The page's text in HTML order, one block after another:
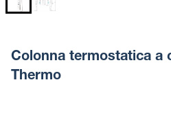
Colonna termostatica a
Thermo